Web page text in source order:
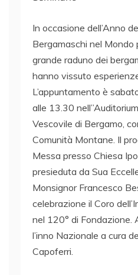
In occasione dell’Anno
Bergamaschi nel Mondo
grande raduno dei
hanno vissuto
L’appuntamento è
alle 13.30
Vescovile di Bergamo,
Comunità Montane. Il
Messa presso Chiesa
presieduta da Sua
Monsignor Francesco
celebrazione il Coro
nel 120° di Fondazione.
l’inno Nazionale a cura
Capoferri.